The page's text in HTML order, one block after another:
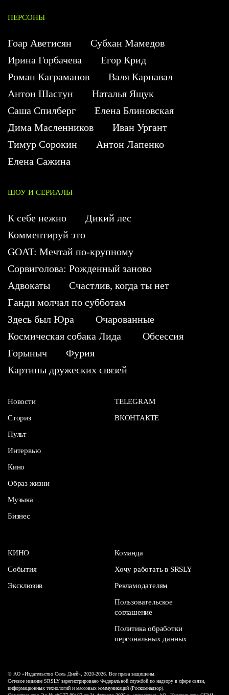
ПЕРСОНЫ
Гоар Аветисян
Субхан Мамедов
Ирина Горбачева
Егор Крид
Роман Каграманов
Валя Карнавал
Антон Шастун
Наталья Ящук
Саша Спилберг
Елена Блиновская
Дима Масленников
Иван Ургант
Тимур Сорокин
Антон Лапенко
Елена Сажина
ШОУ И СЕРИАЛЫ
К себе нежно
Дикий лес
Комментируй это
GOAT: Мечтай по-крупному
Сорвиголова: Рожденный заново
Адвокаты
Счастлив, когда ты нет
Ганди молчал по субботам
Здесь был Юра
Очарованные
Космическая собака Лида
Обсессия
Горыныч
Фурия
Картины дружеских связей
Новости
Сториз
Пульт
Интервью
Кино
Образ жизни
Музыка
Бизнес
TELEGRAM
ВКОНТАКТЕ
КИНО
События
Эксклюзив
Команда
Хочу работать в SRSLY
Рекламодателям
Пользовательское
соглашение
Политика обработки
персональных данных
© АО «Издательство Семь Дней», 2020-2026. Все права защищены.
Сетевое издание SRSLY зарегистрировано Федеральной службой по надзору в сфере связи,
информационных технологий и массовых коммуникаций (Роскомнадзор).